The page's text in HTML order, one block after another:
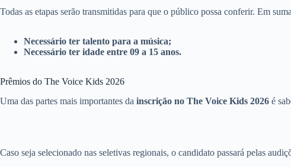
Todas as etapas serão transmitidas para que o público possa conferir. Em
Necessário ter talento para a música;
Necessário ter idade entre 09 a 15 anos.
Prêmios do The Voice Kids 2026
Uma das partes mais importantes da inscrição no The Voice Kids 2026 é
Caso seja selecionado nas seletivas regionais, o candidato passará pelas